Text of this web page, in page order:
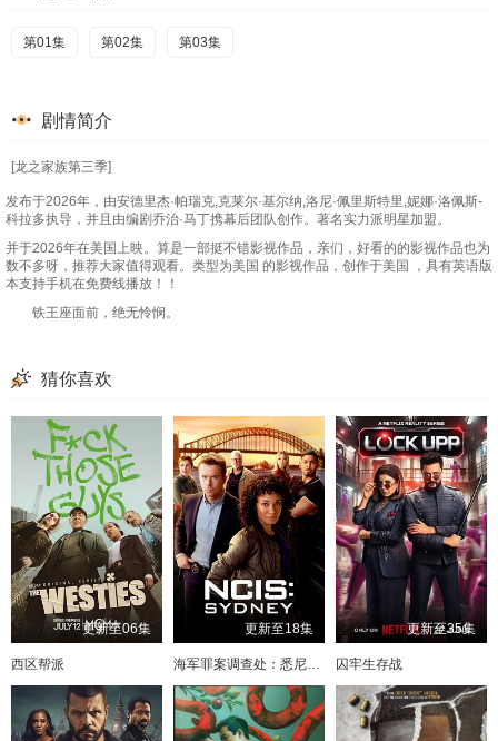
第01集 第02集 第03集
剧情简介
[龙之家族第三季]
发布于2026年，由安德里杰·帕瑞克,克莱尔·基尔纳,洛尼·佩里斯特里,妮娜·洛佩斯-
科拉多执导，并且由编剧乔治·马丁携幕后团队创作。著名实力派明星加盟。
并于2026年在美国上映。算是一部挺不错影视作品，亲们，好看的的影视作品也为
数不多呀，推荐大家值得观看。类型为美国 的影视作品，创作于美国 ，具有英语版
本支持手机在免费线播放！！
铁王座面前，绝无怜悯。
猜你喜欢
更新至06集
西区帮派
更新至18集
海军罪案调查处：悉尼第三季
更新至35集
囚牢生存战